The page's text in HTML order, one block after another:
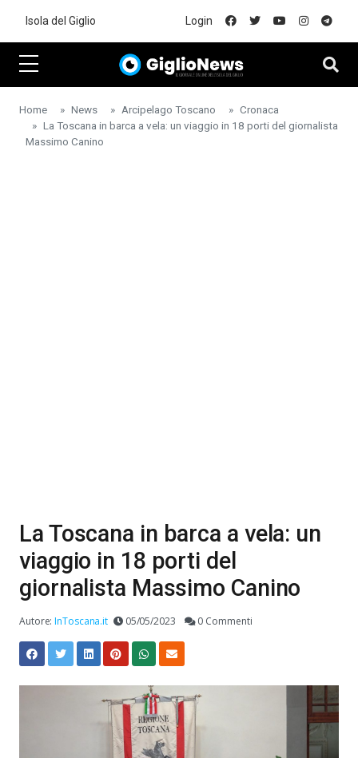
Isola del Giglio Login
Home News Arcipelago Toscano
Cronaca
La Toscana in barca a vela: un viaggio in 18 porti del giornalista
Massimo Canino
La Toscana in barca a vela: un
viaggio in 18 porti del
giornalista Massimo Canino
Autore:InToscana.it 05/05/2023 0 Commenti